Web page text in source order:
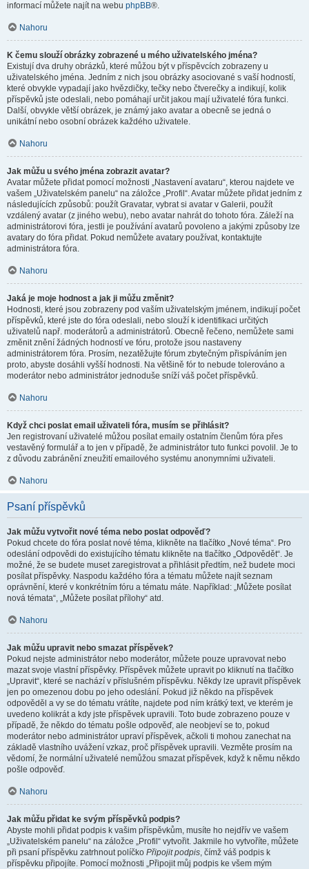
informací můžete najít na webu phpBB®.
Nahoru
K čemu slouží obrázky zobrazené u mého uživatelského jména?
Existují dva druhy obrázků, které můžou být v příspěvcích zobrazeny u
uživatelského jména. Jedním z nich jsou obrázky asociované s vaší hodností,
které obvykle vypadají jako hvězdičky, tečky nebo čtverečky a indikují, kolik
příspěvků jste odeslali, nebo pomáhají určit jakou mají uživatelé fóra funkci.
Další, obvykle větší obrázek, je známý jako avatar a obecně se jedná o
unikátní nebo osobní obrázek každého uživatele.
Nahoru
Jak můžu u svého jména zobrazit avatar?
Avatar můžete přidat pomocí možnosti „Nastavení avataru“, kterou najdete ve
vašem „Uživatelském panelu“ na záložce „Profil“. Avatar můžete přidat jedním z
následujících způsobů: použít Gravatar, vybrat si avatar v Galerii, použít
vzdálený avatar (z jiného webu), nebo avatar nahrát do tohoto fóra. Záleží na
administrátorovi fóra, jestli je používání avatarů povoleno a jakými způsoby lze
avatary do fóra přidat. Pokud nemůžete avatary používat, kontaktujte
administrátora fóra.
Nahoru
Jaká je moje hodnost a jak ji můžu změnit?
Hodnosti, které jsou zobrazeny pod vaším uživatelským jménem, indikují počet
příspěvků, které jste do fóra odeslali, nebo slouží k identifikaci určitých
uživatelů např. moderátorů a administrátorů. Obecně řečeno, nemůžete sami
změnit znění žádných hodností ve fóru, protože jsou nastaveny
administrátorem fóra. Prosím, nezatěžujte fórum zbytečným přispíváním jen
proto, abyste dosáhli vyšší hodnosti. Na většině fór to nebude tolerováno a
moderátor nebo administrátor jednoduše sníží váš počet příspěvků.
Nahoru
Když chci poslat email uživateli fóra, musím se přihlásit?
Jen registrovaní uživatelé můžou posílat emaily ostatním členům fóra přes
vestavěný formulář a to jen v případě, že administrátor tuto funkci povolil. Je to
z důvodu zabránění zneužití emailového systému anonymními uživateli.
Nahoru
Psaní příspěvků
Jak můžu vytvořit nové téma nebo poslat odpověď?
Pokud chcete do fóra poslat nové téma, klikněte na tlačítko „Nové téma“. Pro
odeslání odpovědi do existujícího tématu klikněte na tlačítko „Odpovědět“. Je
možné, že se budete muset zaregistrovat a přihlásit předtím, než budete moci
posílat příspěvky. Naspodu každého fóra a tématu můžete najít seznam
oprávnění, které v konkrétním fóru a tématu máte. Například: „Můžete posílat
nová témata“, „Můžete posílat přílohy“ atd.
Nahoru
Jak můžu upravit nebo smazat příspěvek?
Pokud nejste administrátor nebo moderátor, můžete pouze upravovat nebo
mazat svoje vlastní příspěvky. Příspěvek můžete upravit po kliknutí na tlačítko
„Upravit“, které se nachází v příslušném příspěvku. Někdy lze upravit příspěvek
jen po omezenou dobu po jeho odeslání. Pokud již někdo na příspěvek
odpověděl a vy se do tématu vrátíte, najdete pod ním krátký text, ve kterém je
uvedeno kolikrát a kdy jste příspěvek upravili. Toto bude zobrazeno pouze v
případě, že někdo do tématu pošle odpověď, ale neobjeví se to, pokud
moderátor nebo administrátor upraví příspěvek, ačkoli ti mohou zanechat na
základě vlastního uvážení vzkaz, proč příspěvek upravili. Vezměte prosím na
vědomí, že normální uživatelé nemůžou smazat příspěvek, když k němu někdo
pošle odpověď.
Nahoru
Jak můžu přidat ke svým příspěvků podpis?
Abyste mohli přidat podpis k vašim příspěvkům, musíte ho nejdřív ve vašem
„Uživatelském panelu“ na záložce „Profil“ vytvořit. Jakmile ho vytvoříte, můžete
při psaní příspěvku zatrhnout políčko Připojit podpis, čímž váš podpis k
příspěvku připojíte. Pomocí možnosti „Připojit můj podpis ke všem mým